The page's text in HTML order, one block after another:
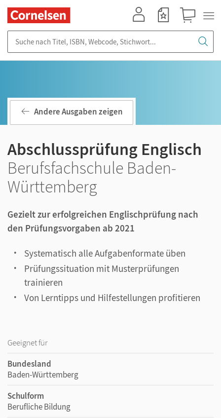
Andere Ausgaben zeigen
Abschlussprüfung Englisch
Berufsfachschule Baden-
Württemberg
Gezielt zur erfolgreichen Englischprüfung nach
den Prüfungsvorgaben ab 2021
Systematisch alle Aufgabenformate üben
Prüfungssituation mit Musterprüfungen
trainieren
Von Lerntipps und Hilfestellungen profitieren
Geeignet für
Bundesland
Baden-Württemberg
Schulform
Berufliche Bildung